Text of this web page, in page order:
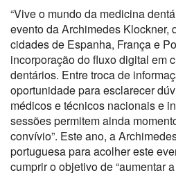
“Vive o mundo da medicina
evento da Archimedes Klockner,
cidades de Espanha, França e
incorporação do fluxo digital em
dentários. Entre troca de
oportunidade para esclarecer
médicos e técnicos nacionais e
sessões permitem ainda
convívio”. Este ano, a
portuguesa para acolher este
cumprir o objetivo de “aumentar